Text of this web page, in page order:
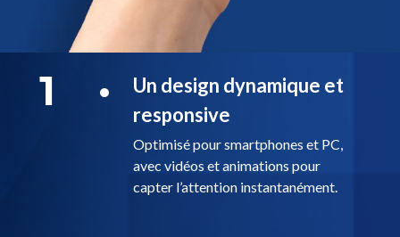
1
Un design dynamique et
responsive
Optimisé pour smartphones et PC,
avec vidéos et animations pour
capter l’attention instantanément.